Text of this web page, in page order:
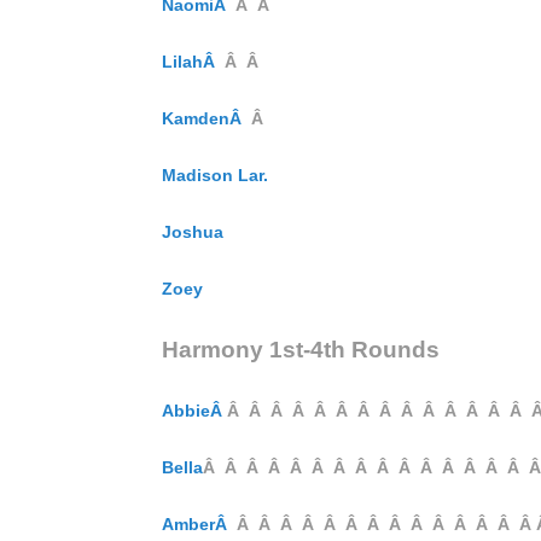
NaomiÂ Â Â
LilahÂ Â Â
KamdenÂ Â
Madison Lar.
Joshua
Zoey
Harmony 1st-4th Rounds
AbbieÂ Â Â Â Â Â Â Â Â Â Â Â Â Â Â
BellaÂ Â Â Â Â Â Â Â Â Â Â Â Â Â Â Â
AmberÂ Â Â Â Â Â Â Â Â Â Â Â Â Â Â